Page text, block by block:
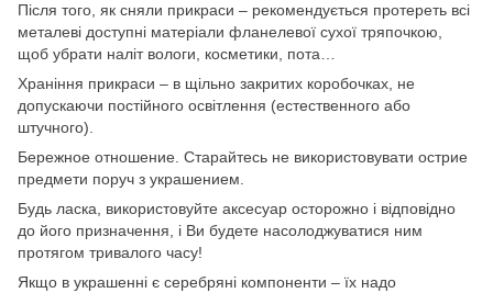
Після того, як сняли прикраси – рекомендується протереть всі
металеві доступні матеріали фланелевої сухої тряпочкою,
щоб убрати наліт вологи, косметики, пота…
Храніння прикраси – в щільно закритих коробочках, не
допускаючи постійного освітлення (естественного або
штучного).
Бережное отношение. Старайтесь не використовувати острие
предмети поруч з украшением.
Будь ласка, використовуйте аксесуар осторожно і відповідно
до його призначення, і Ви будете насолоджуватися ним
протягом тривалого часу!
Якщо в украшенні є серебряні компоненти – їх надо